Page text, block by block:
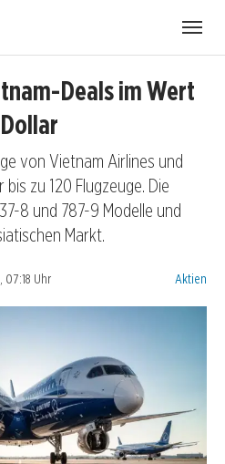
Deals im Wert
von Vietnam Airlines und
zu 120 Flugzeuge. Die
8 und 787-9 Modelle und
Markt.
07:18 Uhr Aktien